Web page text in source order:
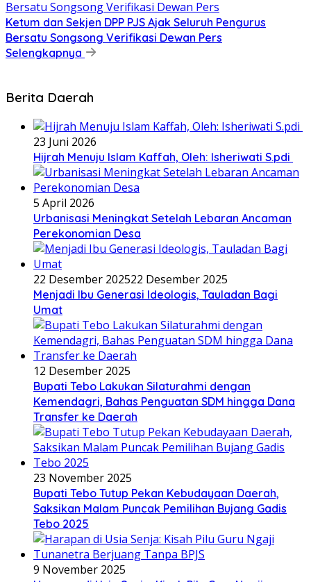
Ketum dan Sekjen DPP PJS Ajak Seluruh Pengurus
Bersatu Songsong Verifikasi Dewan Pers
Selengkapnya
Berita Daerah
23 Juni 2026
Hijrah Menuju Islam Kaffah, Oleh: Isheriwati S.pdi
5 April 2026
Urbanisasi Meningkat Setelah Lebaran Ancaman
Perekonomian Desa
22 Desember 202522 Desember 2025
Menjadi Ibu Generasi Ideologis, Tauladan Bagi
Umat
12 Desember 2025
Bupati Tebo Lakukan Silaturahmi dengan
Kemendagri, Bahas Penguatan SDM hingga Dana
Transfer ke Daerah
23 November 2025
Bupati Tebo Tutup Pekan Kebudayaan Daerah,
Saksikan Malam Puncak Pemilihan Bujang Gadis
Tebo 2025
9 November 2025